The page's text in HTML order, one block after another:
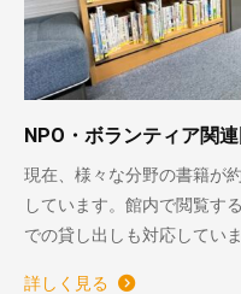
NPO・ボランティア関
現在、様々な分野の書籍が
しています。館内で閲覧す
での貸し出しも対応していま
詳しく見る